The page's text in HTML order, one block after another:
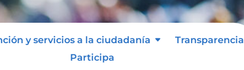
y servicios a la ciudadanía
Transparencia
Participa